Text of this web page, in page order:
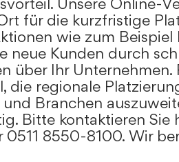
für die kurzfristige
wie zum Beispiel
neue Kunden durch
über Ihr Unternehmen.
die regionale
Branchen
Bitte kontaktieren Sie
0511 8550-8100. Wir